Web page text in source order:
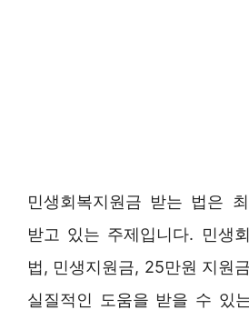
민생회복지원금 받는 법은
받고 있는 주제입니다. 민생
법, 민생지원금, 25만원 지원
실질적인 도움을 받을 수 있